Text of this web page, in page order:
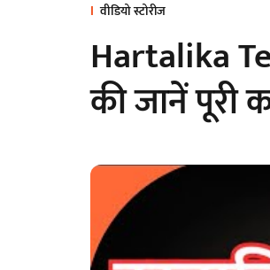
वीडियो स्टोरीज
Hartalika
की जानें पूरी